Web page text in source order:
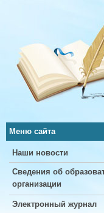
Меню сайта
Наши новости
Сведения об
организации
Электронный журнал